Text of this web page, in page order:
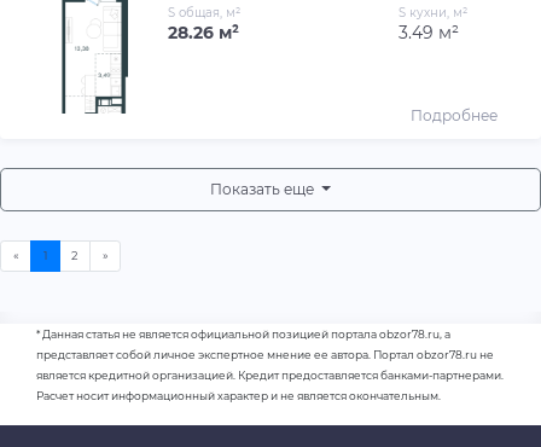
S общая, м²
28.26 м²
S кухни, м²
3.49 м²
Подробнее
Показать еще
* Данная статья не является официальной позицией портала obzor78.ru, а
представляет собой личное экспертное мнение ее автора. Портал obzor78.ru не
является кредитной организацией. Кредит предоставляется банками-партнерами.
Расчет носит информационный характер и не является окончательным.